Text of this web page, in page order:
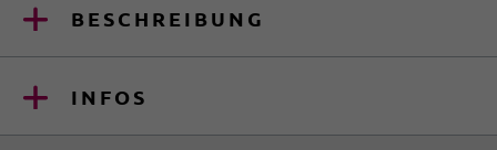
BESCHREIBUNG
INFOS